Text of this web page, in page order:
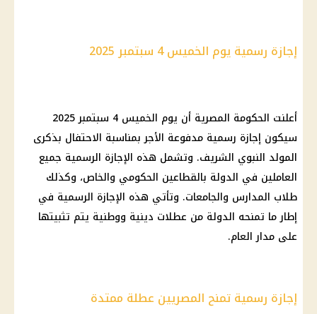
إجازة رسمية يوم الخميس 4 سبتمبر 2025
أعلنت الحكومة المصرية أن يوم الخميس 4 سبتمبر 2025
سيكون إجازة رسمية مدفوعة الأجر بمناسبة الاحتفال بذكرى
المولد النبوي الشريف. وتشمل هذه الإجازة الرسمية جميع
العاملين في الدولة بالقطاعين الحكومي والخاص، وكذلك
طلاب المدارس والجامعات. وتأتي هذه الإجازة الرسمية في
إطار ما تمنحه الدولة من عطلات دينية ووطنية يتم تثبيتها
على مدار العام.
إجازة رسمية تمنح المصريين عطلة ممتدة